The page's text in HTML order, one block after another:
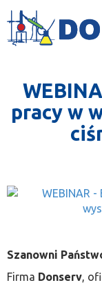
Jesteś tutaj:
pracy w
Szanowni
Firma Donserv,